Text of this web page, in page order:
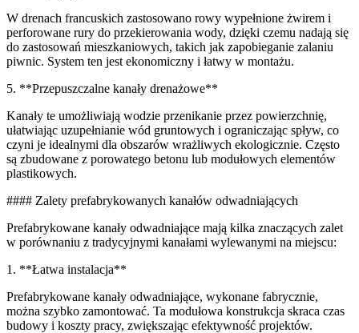
W drenach francuskich zastosowano rowy wypełnione żwirem i
perforowane rury do przekierowania wody, dzięki czemu nadają się
do zastosowań mieszkaniowych, takich jak zapobieganie zalaniu
piwnic. System ten jest ekonomiczny i łatwy w montażu.
5. **Przepuszczalne kanały drenażowe**
Kanały te umożliwiają wodzie przenikanie przez powierzchnię,
ułatwiając uzupełnianie wód gruntowych i ograniczając spływ, co
czyni je idealnymi dla obszarów wrażliwych ekologicznie. Często
są zbudowane z porowatego betonu lub modułowych elementów
plastikowych.
#### Zalety prefabrykowanych kanałów odwadniających
Prefabrykowane kanały odwadniające mają kilka znaczących zalet
w porównaniu z tradycyjnymi kanałami wylewanymi na miejscu:
1. **Łatwa instalacja**
Prefabrykowane kanały odwadniające, wykonane fabrycznie,
można szybko zamontować. Ta modułowa konstrukcja skraca czas
budowy i koszty pracy, zwiększając efektywność projektów.